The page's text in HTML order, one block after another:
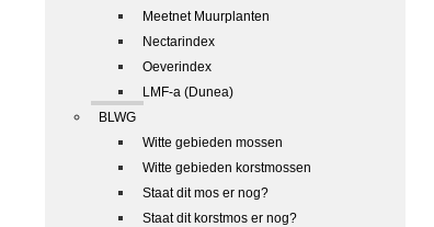
Meetnet Muurplanten
Nectarindex
Oeverindex
LMF-a (Dunea)
BLWG
Witte gebieden mossen
Witte gebieden korstmossen
Staat dit mos er nog?
Staat dit korstmos er nog?